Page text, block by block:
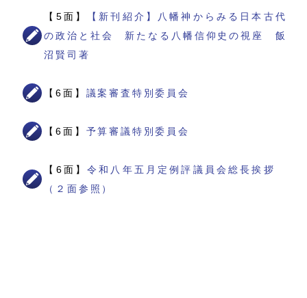
【5面】
【新刊紹介】八幡神からみる日本古代
の政治と社会 新たなる八幡信仰史の視座 飯
沼賢司著
【6面】 議案審査特別委員会
【6面】 予算審議特別委員会
【6面】令和八年五月定例評議員会総長挨拶
（２面参照）